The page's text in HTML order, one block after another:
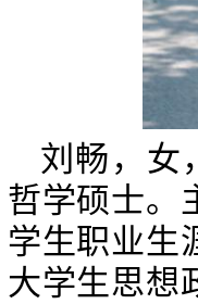
刘畅，女
哲学硕士。
学生职业生
大学生思想